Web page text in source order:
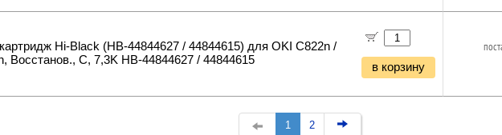
Hi-Black (HB-44844627 / 44844615) для OKI C822n /
Восстанов., C, 7,3K HB-44844627 / 44844615
в корзину
1 2